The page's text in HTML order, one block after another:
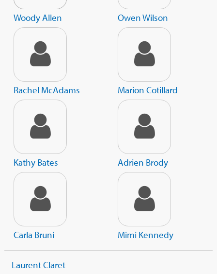
Woody Allen Owen Wilson
Rachel McAdams Marion Cotillard
Kathy Bates Adrien Brody
Carla Bruni Mimi Kennedy
Laurent Claret